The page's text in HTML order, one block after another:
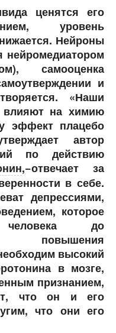
ценятся его
уровень
Нейроны
нейромедиатором
самооценка
и
«Наши
влияют на химию
эффект плацебо
автор
по действию
,−отвечает за
в себе.
депрессиями,
которое
до
повышения
высокий
в мозге,
признанием,
что он и его
что они его